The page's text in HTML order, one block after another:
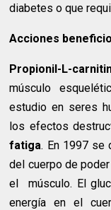
diabetes o que
Acciones
Propionil-L-
músculo
estudio en seres
los efectos
fatiga. En 1997 se
del cuerpo de
el músculo. El
energía en el